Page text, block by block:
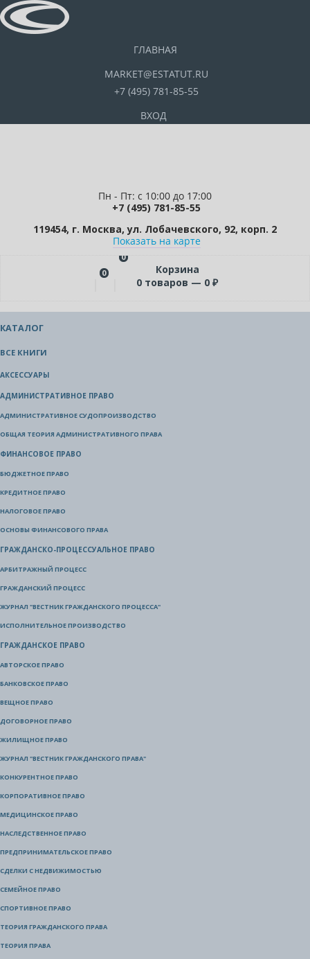
ГЛАВНАЯ
MARKET@ESTATUT.RU
+7 (495) 781-85-55
ВХОД
Пн - Пт: с 10:00 до 17:00
+7 (495) 781-85-55
119454, г. Москва, ул. Лобачевского, 92, корп. 2
Показать на карте
0
0
Корзина
0 товаров — 0 ₽
КАТАЛОГ
ВСЕ КНИГИ
АКСЕССУАРЫ
АДМИНИСТРАТИВНОЕ ПРАВО
АДМИНИСТРАТИВНОЕ СУДОПРОИЗВОДСТВО
ОБЩАЯ ТЕОРИЯ АДМИНИСТРАТИВНОГО ПРАВА
ФИНАНСОВОЕ ПРАВО
БЮДЖЕТНОЕ ПРАВО
КРЕДИТНОЕ ПРАВО
НАЛОГОВОЕ ПРАВО
ОСНОВЫ ФИНАНСОВОГО ПРАВА
ГРАЖДАНСКО-ПРОЦЕССУАЛЬНОЕ ПРАВО
АРБИТРАЖНЫЙ ПРОЦЕСС
ГРАЖДАНСКИЙ ПРОЦЕСС
ЖУРНАЛ "ВЕСТНИК ГРАЖДАНСКОГО ПРОЦЕССА"
ИСПОЛНИТЕЛЬНОЕ ПРОИЗВОДСТВО
ГРАЖДАНСКОЕ ПРАВО
АВТОРСКОЕ ПРАВО
БАНКОВСКОЕ ПРАВО
ВЕЩНОЕ ПРАВО
ДОГОВОРНОЕ ПРАВО
ЖИЛИЩНОЕ ПРАВО
ЖУРНАЛ "ВЕСТНИК ГРАЖДАНСКОГО ПРАВА"
КОНКУРЕНТНОЕ ПРАВО
КОРПОРАТИВНОЕ ПРАВО
МЕДИЦИНСКОЕ ПРАВО
НАСЛЕДСТВЕННОЕ ПРАВО
ПРЕДПРИНИМАТЕЛЬСКОЕ ПРАВО
СДЕЛКИ С НЕДВИЖИМОСТЬЮ
СЕМЕЙНОЕ ПРАВО
СПОРТИВНОЕ ПРАВО
ТЕОРИЯ ГРАЖДАНСКОГО ПРАВА
ТЕОРИЯ ПРАВА